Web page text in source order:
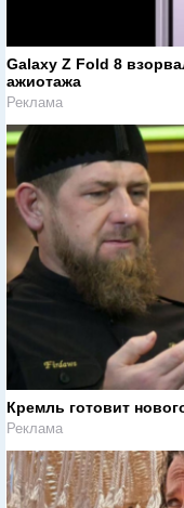
Galaxy Z Fold 8
ажиотажа
Реклама
Кремль готовит
Реклама